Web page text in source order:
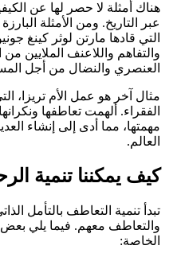
هناك أمثلة لا حصر لها عن
عبر التاريخ. ومن الأمثلة
التي قادها مارتن لوثر كينغ
والتفاهم واللاعنف الملايين
العنصري والنضال من أجل
مثال آخر هو عمل الأم تريزا،
الفقراء. ألهمت تعاطفها
مهمتها، مما أدى إلى إنشاء
العالم.
كيف يمكننا تنمية
تبدأ تنمية التعاطف بالتأمل
والتعاطف معهم. فيما يلي
الخاصة: